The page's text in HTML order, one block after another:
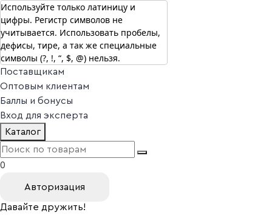
г. Москва
Vitual Peptide +7 (800) 101-13-25
Специалистам
Поставщикам
Оптовым клиентам
Баллы и бонусы
Вход для эксперта
Каталог
0
Авторизация
Давайте дружить!
Используйте только латиницу и
цифры. Регистр символов не
учитывается. Использовать пробелы,
дефисы, тире, а так же специальные
символы (?, !, “, $, @) нельзя.